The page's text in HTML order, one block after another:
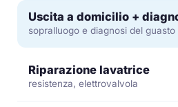
Uscita a domicilio +
sopralluogo e diagnosi del guasto
Riparazione lavatrice
resistenza, elettrovalvola